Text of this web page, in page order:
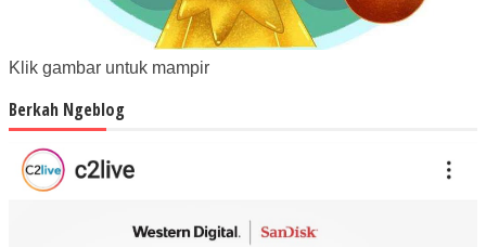
Klik gambar untuk mampir
Berkah Ngeblog